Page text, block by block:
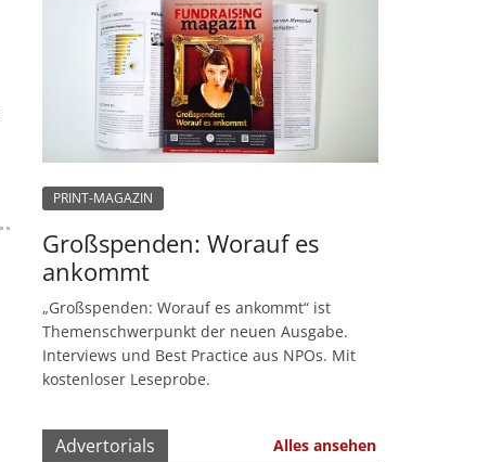
PRINT-MAGAZIN
Großspenden: Worauf es
ankommt
„Großspenden: Worauf es ankommt“ ist
Themenschwerpunkt der neuen Ausgabe.
Interviews und Best Practice aus NPOs. Mit
kostenloser Leseprobe.
Advertorials Alles ansehen